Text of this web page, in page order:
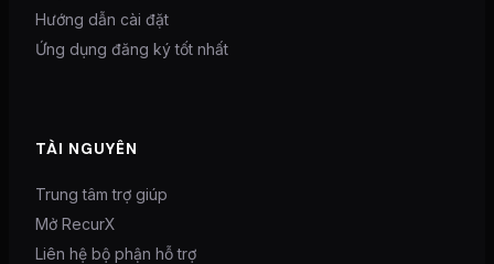
Hướng dẫn cài đặt
Ứng dụng đăng ký tốt nhất
TÀI NGUYÊN
Trung tâm trợ giúp
Mở RecurX
Liên hệ bộ phận hỗ trợ